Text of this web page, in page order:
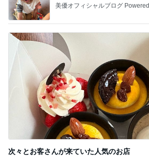
美優オフィシャルブログ
次々とお客さんが来ていた人気のお店